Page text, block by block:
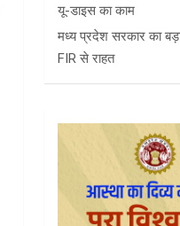
यू-डाइस का काम
मध्य प्रदेश सरकार का
FIR से राहत